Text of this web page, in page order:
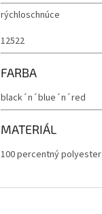
rýchloschnúce
12522
FARBA
black´n´blue´n´red
MATERIÁL
100 percentný polyester